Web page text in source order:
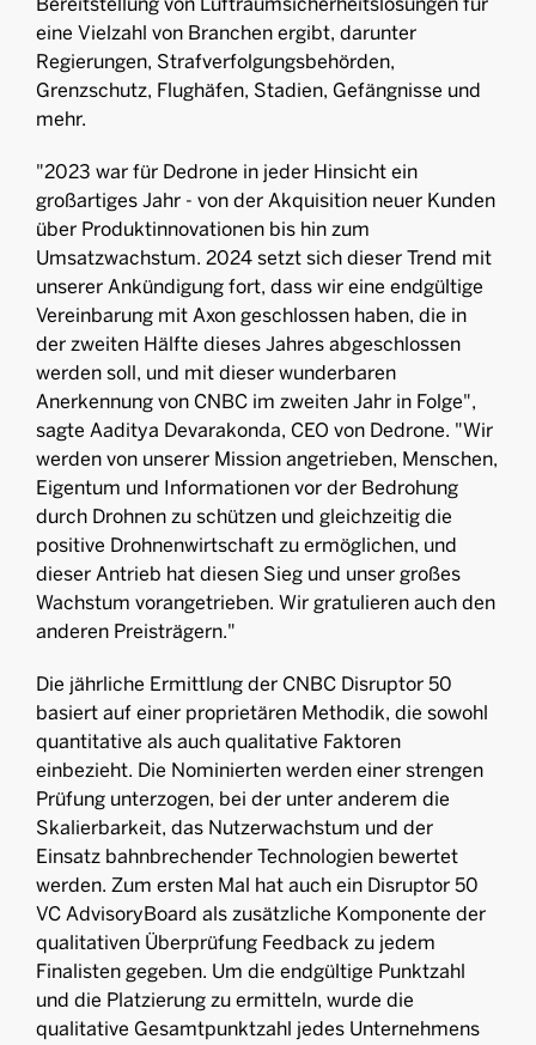
eine Vielzahl von Branchen ergibt, darunter
Regierungen, Strafverfolgungsbehörden,
Grenzschutz, Flughäfen, Stadien, Gefängnisse und
mehr.
"2023 war für Dedrone in jeder Hinsicht ein
großartiges Jahr - von der Akquisition neuer Kunden
über Produktinnovationen bis hin zum
Umsatzwachstum. 2024 setzt sich dieser Trend mit
unserer Ankündigung fort, dass wir eine endgültige
Vereinbarung mit Axon geschlossen haben, die in
der zweiten Hälfte dieses Jahres abgeschlossen
werden soll, und mit dieser wunderbaren
Anerkennung von CNBC im zweiten Jahr in Folge",
sagte Aaditya Devarakonda, CEO von Dedrone. "Wir
werden von unserer Mission angetrieben, Menschen,
Eigentum und Informationen vor der Bedrohung
durch Drohnen zu schützen und gleichzeitig die
positive Drohnenwirtschaft zu ermöglichen, und
dieser Antrieb hat diesen Sieg und unser großes
Wachstum vorangetrieben. Wir gratulieren auch den
anderen Preisträgern."
Die jährliche Ermittlung der CNBC Disruptor 50
basiert auf einer proprietären Methodik, die sowohl
quantitative als auch qualitative Faktoren
einbezieht. Die Nominierten werden einer strengen
Prüfung unterzogen, bei der unter anderem die
Skalierbarkeit, das Nutzerwachstum und der
Einsatz bahnbrechender Technologien bewertet
werden. Zum ersten Mal hat auch ein Disruptor 50
VC AdvisoryBoard als zusätzliche Komponente der
qualitativen Überprüfung Feedback zu jedem
Finalisten gegeben. Um die endgültige Punktzahl
und die Platzierung zu ermitteln, wurde die
qualitative Gesamtpunktzahl jedes Unternehmens